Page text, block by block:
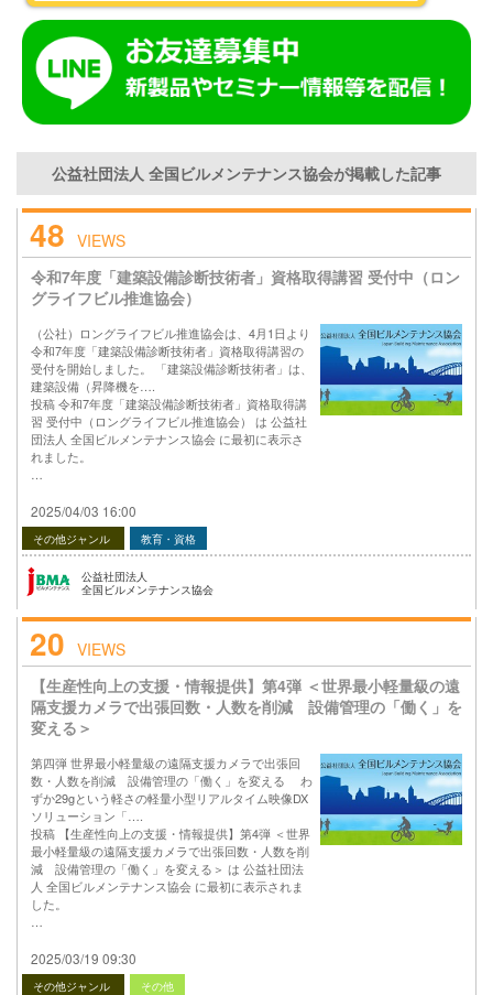
公益社団法人 全国ビルメンテナンス協会が掲載した記事
48 VIEWS
令和7年度「建築設備診断技術者」資格取得講習 受付中（ロン
グライフビル推進協会）
（公社）ロングライフビル推進協会は、4月1日より
令和7年度「建築設備診断技術者」資格取得講習の
受付を開始しました。 「建築設備診断技術者」は、
建築設備（昇降機を….
投稿 令和7年度「建築設備診断技術者」資格取得講
習 受付中（ロングライフビル推進協会） は 公益社
団法人 全国ビルメンテナンス協会 に最初に表示さ
れました。
2025/04/03 16:00
その他ジャンル 教育・資格
公益社団法人
全国ビルメンテナンス協会
20 VIEWS
【生産性向上の支援・情報提供】第4弾 ＜世界最小軽量級の遠
隔支援カメラで出張回数・人数を削減 設備管理の「働く」を
変える＞
第四弾 世界最小軽量級の遠隔支援カメラで出張回
数・人数を削減 設備管理の「働く」を変える わ
ずか29gという軽さの軽量小型リアルタイム映像DX
ソリューション「….
投稿 【生産性向上の支援・情報提供】第4弾 ＜世界
最小軽量級の遠隔支援カメラで出張回数・人数を削
減 設備管理の「働く」を変える＞ は 公益社団法
人 全国ビルメンテナンス協会 に最初に表示されま
した。
2025/03/19 09:30
その他ジャンル その他